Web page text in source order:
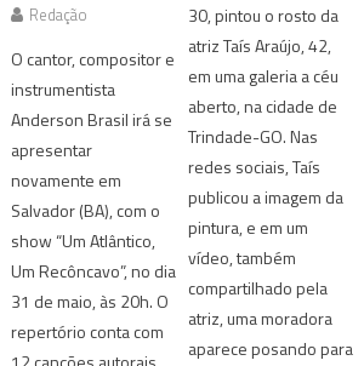
Redação
O cantor, compositor e
instrumentista
Anderson Brasil irá se
apresentar
novamente em
Salvador (BA), com o
show “Um Atlântico,
Um Recôncavo”, no dia
31 de maio, às 20h. O
repertório conta com
30, pintou o rosto da
atriz Taís Araújo, 42,
em uma galeria a céu
aberto, na cidade de
Trindade-GO. Nas
redes sociais, Taís
publicou a imagem da
pintura, e em um
vídeo, também
compartilhado pela
atriz, uma moradora
aparece posando para